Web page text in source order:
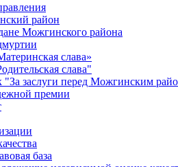
район
Можгинского района
слава»
слава"
"За заслуги перед Можгинским
премии
база